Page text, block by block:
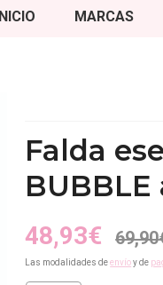
INICIO MARCAS
Falda
48,93€ 69,90
Las modalidades deenvíoy de